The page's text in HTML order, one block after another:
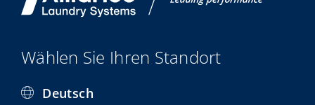
Wählen Sie Ihren Standort
Deutsch